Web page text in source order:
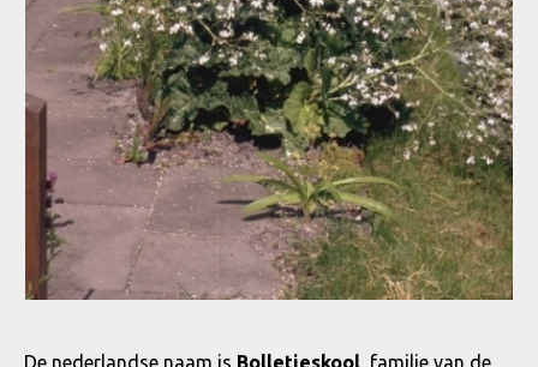
De nederlandse naam is Bolletjeskool, familie van de